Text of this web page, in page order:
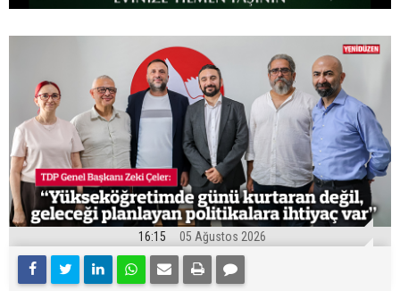
16:15 05 Ağustos 2026